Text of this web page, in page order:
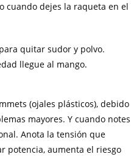
cuando dejes la raqueta en el
quitar sudor y polvo.
llegue al mango.
(ojales plásticos), debido
mayores. Y cuando notes
Anota la tensión que
potencia, aumenta el riesgo